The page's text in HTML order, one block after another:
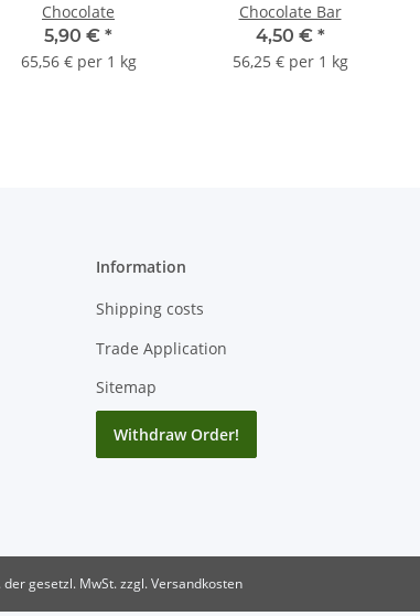
Chocolate
5,90 € *
65,56 € per 1 kg
Chocolate Bar
4,50 € *
56,25 € per 1 kg
Information
Shipping costs
Trade Application
Sitemap
Withdraw Order!
gesetzl. MwSt. zzgl. Versandkosten